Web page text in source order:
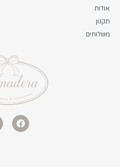
אודות
תקנון
משלוחים